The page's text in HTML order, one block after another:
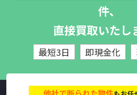
件、
直接買取いたし
最短3日 即現金化